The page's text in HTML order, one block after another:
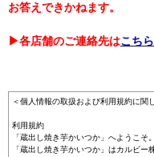
お答えできかねます。
▶各店舗のご連絡先はこちら